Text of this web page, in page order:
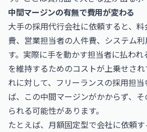
中間マージンの有無で費用が変わる
大手の採用代行会社に依頼すると、
費、営業担当者の人件費、システム
す。実際に手を動かす担当者に払わ
を維持するためのコストが上乗せさ
れに対して、フリーランスの採用担
ば、この中間マージンがかからず、
られる可能性があります。
たとえば、月額固定型で会社に依頼す